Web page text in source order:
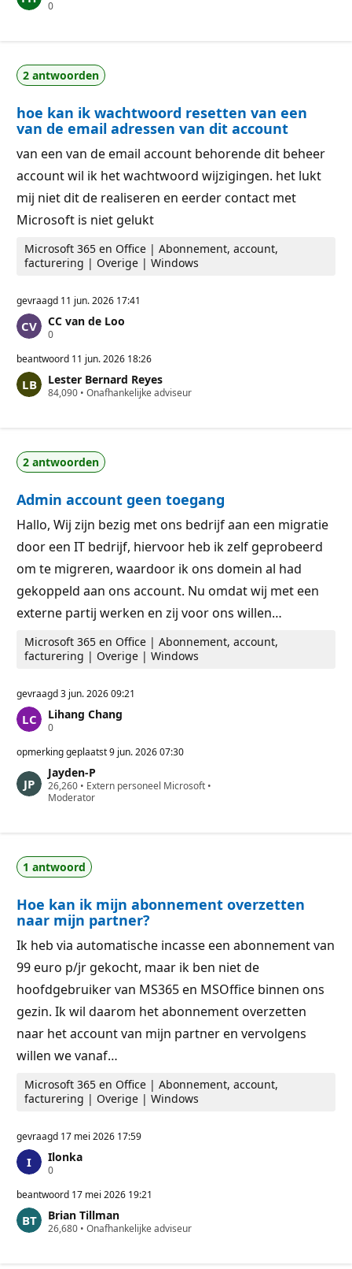
u
n
t
n
0R
a
t
i
p
u
n
e
n
2 antwoorden
hoe kan ik wachtwoord resetten van een
van de email adressen van dit account
van een van de email account behorende dit beheer
account wil ik het wachtwoord wijzigingen. het lukt
mij niet dit de realiseren en eerder contact met
Microsoft is niet gelukt
Microsoft 365 en Office | Abonnement, account,
facturering | Overige | Windows
gevraagd 11 jun. 2026 17:41
CC van de Loo
0R
p
t
a
u
n
t
n
beantwoord 11 jun. 2026 18:26
Lester Bernard Reyes
84,090 R
a
t
i
p
n
t
e
• Onafhankelijke adviseur
2 antwoorden
Admin account geen toegang
Hallo, Wij zijn bezig met ons bedrijf aan een migratie
door een IT bedrijf, hiervoor heb ik zelf geprobeerd
om te migreren, waardoor ik ons domein al had
gekoppeld aan ons account. Nu omdat wij met een
externe partij werken en zij voor ons willen…
Microsoft 365 en Office | Abonnement, account,
facturering | Overige | Windows
gevraagd3 jun. 2026 09:21
Lihang Chang
0R
p
t
a
t
n
t
e
opmerking geplaatst9 jun. 2026 07:30
Jayden-P
26,260 R
e
t
i
e
u
n
t
n
• Extern personeel Microsoft •
Moderator
1 antwoord
Hoe kan ik mijn abonnement overzetten
naar mijn partner?
Ik heb via automatische incasse een abonnement van
99 euro p/jr gekocht, maar ik ben niet de
hoofdgebruiker van MS365 en MSOffice binnen ons
gezin. Ik wil daarom het abonnement overzetten
naar het account van mijn partner en vervolgens
willen we vanaf…
Microsoft 365 en Office | Abonnement, account,
facturering | Overige | Windows
gevraagd 17 mei 2026 17:59
Ilonka
0R
p
t
a
beantwoord 17 mei 2026 19:21
Brian Tillman
26,680 R• Onafhankelijke adviseur